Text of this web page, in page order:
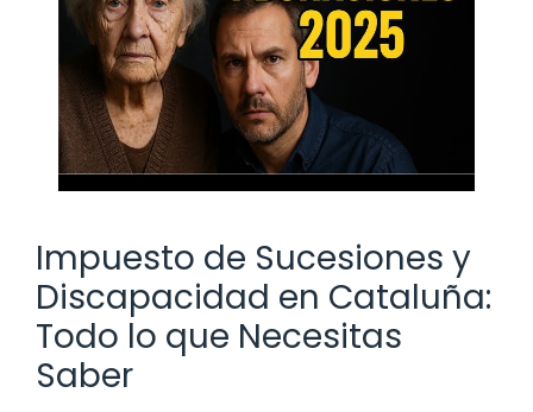
Impuesto de Sucesiones y
Discapacidad en Cataluña:
Todo lo que Necesitas
Saber